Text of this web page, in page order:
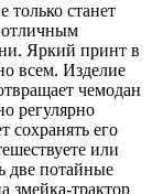
только станет
отличным
Яркий принт в
всем. Изделие
чемодан
регулярно
сохранять его
или
две потайные
змейка-трактор